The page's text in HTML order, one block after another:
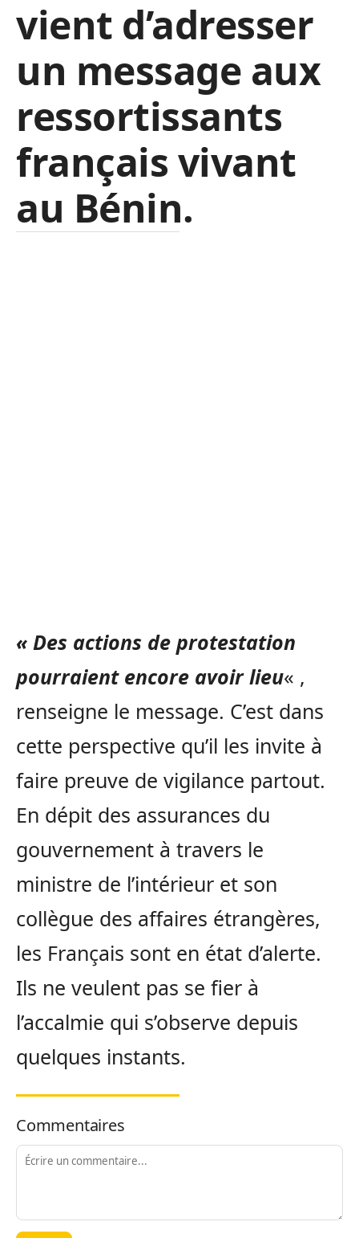
vient d’adresser
un message aux
ressortissants
français vivant
au Bénin.
« Des actions de protestation
pourraient encore avoir lieu« ,
renseigne le message. C’est dans
cette perspective qu’il les invite à
faire preuve de vigilance partout.
En dépit des assurances du
gouvernement à travers le
ministre de l’intérieur et son
collègue des affaires étrangères,
les Français sont en état d’alerte.
Ils ne veulent pas se fier à
l’accalmie qui s’observe depuis
quelques instants.
Commentaires